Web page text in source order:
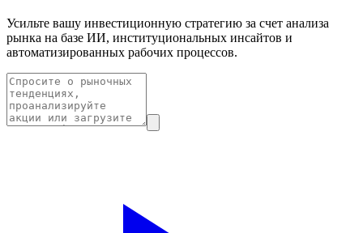
Усильте вашу инвестиционную стратегию за счет анализа
рынка на базе ИИ, институциональных инсайтов и
автоматизированных рабочих процессов.